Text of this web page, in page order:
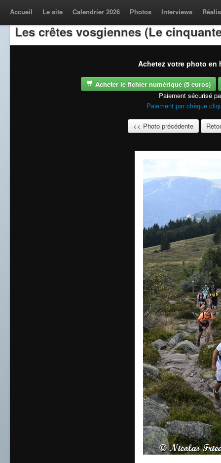
Accueil Le site Calendrier 2026 Photos Interviews
Les crêtes vosgiennes (Le
Achetez votre photo en
Acheter le fichier numérique (5 euros)
Paiement sécurisé
Paiement par chèque
<< Photo précédente